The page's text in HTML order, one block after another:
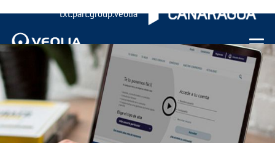
txt.part.group.veolia
Menu